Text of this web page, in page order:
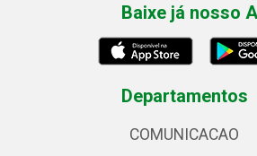
Baixe já nosso
Departamentos
COMUNICACAO